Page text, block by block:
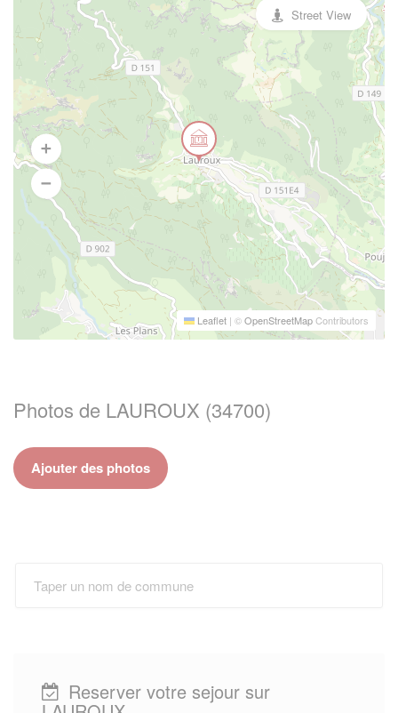
Leaflet | ©OpenStreetMapContributors
Street View
Photos de LAUROUX (34700)
Ajouter des photos
Reserver votre sejour sur